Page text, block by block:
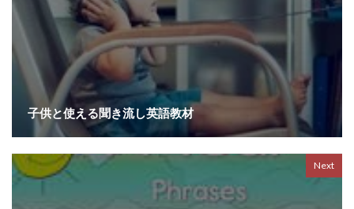
子供と使える聞き流し英語教材
Next